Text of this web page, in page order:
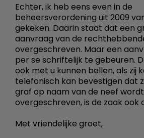
Echter, ik heb eens even in de
beheersverordening uit 2009
gekeken. Daarin staat dat een
aanvraag van de
overgeschreven. Maar een
per se schriftelijk te gebeuren.
ook met u kunnen bellen, als zij
telefonisch kan bevestigen dat
graf op naam van de neef wordt
overgeschreven, is de zaak ook
Met vriendelijke groet,